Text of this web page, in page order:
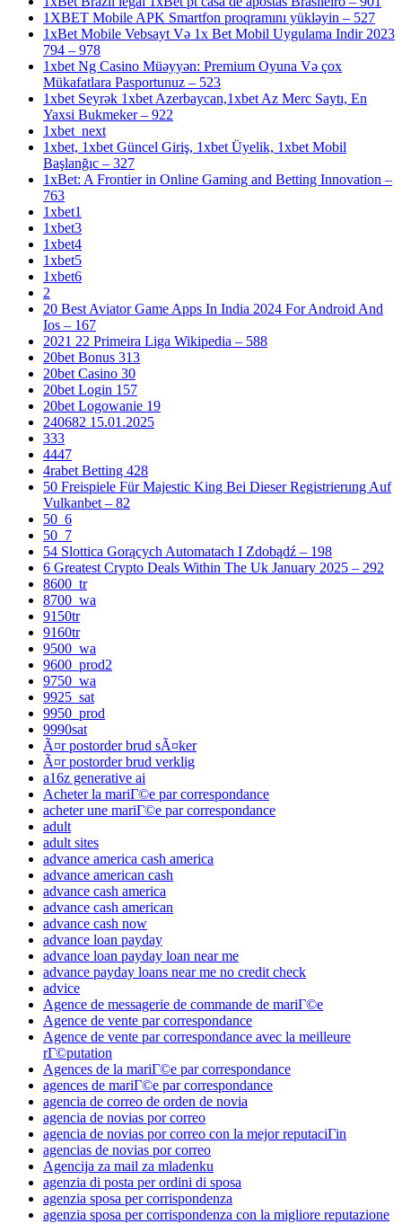
1XBET Mobile APK Smartfon proqramını yükləyin – 527
1xBet Mobile Vebsayt Və 1x Bet Mobil Uygulama Indir 2023
794 – 978
1xbet Ng Casino Müəyyən: Premium Oyuna Və çox
Mükafatlara Pasportunuz – 523
1xbet Seyrək 1xbet Azerbaycan,1xbet Az Merc Saytı, En
Yaxsi Bukmeker – 922
1xbet_next
1xbet, 1xbet Güncel Giriş, 1xbet Üyelik, 1xbet Mobil
Başlanğıc – 327
1xBet: A Frontier in Online Gaming and Betting Innovation –
763
1xbet1
1xbet3
1xbet4
1xbet5
1xbet6
2
20 Best Aviator Game Apps In India 2024 For Android And
Ios – 167
2021 22 Primeira Liga Wikipedia – 588
20bet Bonus 313
20bet Casino 30
20bet Login 157
20bet Logowanie 19
240682 15.01.2025
333
4447
4rabet Betting 428
50 Freispiele Für Majestic King Bei Dieser Registrierung Auf
Vulkanbet – 82
50_6
50_7
54 Slottica Gorących Automatach I Zdobądź – 198
6 Greatest Crypto Deals Within The Uk January 2025 – 292
8600_tr
8700_wa
9150tr
9160tr
9500_wa
9600_prod2
9750_wa
9925_sat
9950_prod
9990sat
Ã¤r postorder brud sÃ¤ker
Ã¤r postorder brud verklig
a16z generative ai
Acheter la mariГ©e par correspondance
acheter une mariГ©e par correspondance
adult
adult sites
advance america cash america
advance american cash
advance cash america
advance cash american
advance cash now
advance loan payday
advance loan payday loan near me
advance payday loans near me no credit check
advice
Agence de messagerie de commande de mariГ©e
Agence de vente par correspondance
Agence de vente par correspondance avec la meilleure
rГ©putation
Agences de la mariГ©e par correspondance
agences de mariГ©e par correspondance
agencia de correo de orden de novia
agencia de novias por correo
agencia de novias por correo con la mejor reputaciГіn
agencias de novias por correo
Agencija za mail za mladenku
agenzia di posta per ordini di sposa
agenzia sposa per corrispondenza
agenzia sposa per corrispondenza con la migliore reputazione